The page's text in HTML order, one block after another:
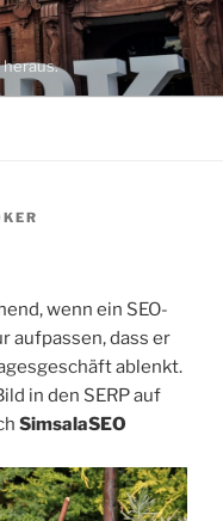
wenn ein SEO-
aufpassen, dass er
ablenkt.
in den SERP auf
SimsalaSEO